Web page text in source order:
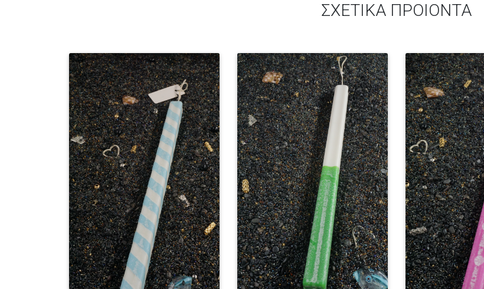
ΣΧΕΤΙΚΑ ΠΡΟΙΟΝΤΑ